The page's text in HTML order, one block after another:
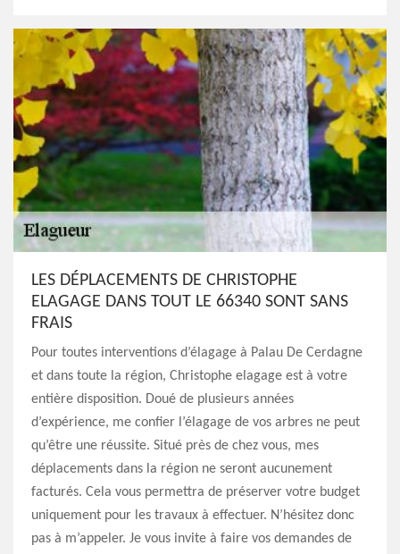
LES DÉPLACEMENTS DE CHRISTOPHE
ELAGAGE DANS TOUT LE 66340 SONT SANS
FRAIS
Pour toutes interventions d’élagage à Palau De Cerdagne
et dans toute la région, Christophe elagage est à votre
entière disposition. Doué de plusieurs années
d’expérience, me confier l’élagage de vos arbres ne peut
qu’être une réussite. Situé près de chez vous, mes
déplacements dans la région ne seront aucunement
facturés. Cela vous permettra de préserver votre budget
uniquement pour les travaux à effectuer. N’hésitez donc
pas à m’appeler. Je vous invite à faire vos demandes de